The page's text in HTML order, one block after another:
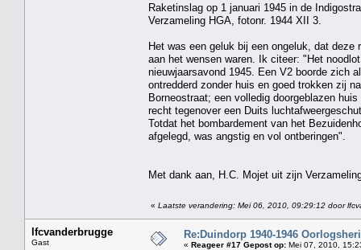
Raketinslag op 1 januari 1945 in de
Verzameling HGA, fotonr. 1944 XII 3.
Het was een geluk bij een ongeluk, dat
aan het wensen waren. Ik citeer: "Het
nieuwjaarsavond 1945. Een V2 boorde zich
ontredderd zonder huis en goed trokken zij
Borneostraat; een volledig doorgeblazen
recht tegenover een Duits
Totdat het bombardement van het
afgelegd, was angstig en vol ontberingen".
Met dank aan, H.C. Mojet uit zijn
« Laatste verandering: Mei 06, 2010, 09:29:12 door
lfcvanderbrugge
Gast
Re:Duindorp 1940-1946
« Reageer #17 Gepost op: Mei 07, 2010,